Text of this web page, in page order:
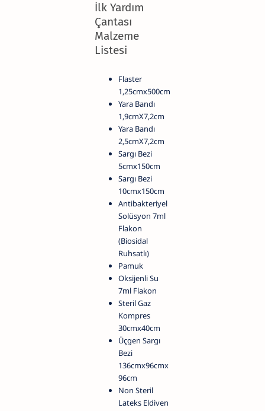
İlk Yardım
Çantası
Malzeme
Listesi
Flaster
1,25cmx500cm
Yara Bandı
1,9cmX7,2cm
Yara Bandı
2,5cmX7,2cm
Sargı Bezi
5cmx150cm
Sargı Bezi
10cmx150cm
Antibakteriyel
Solüsyon 7ml
Flakon
(Biosidal
Ruhsatlı)
Pamuk
Oksijenli Su
7ml Flakon
Steril Gaz
Kompres
30cmx40cm
Üçgen Sargı
Bezi
136cmx96cmx
96cm
Non Steril
Lateks Eldiven